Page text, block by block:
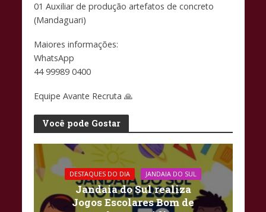
01 Auxiliar de produção artefatos de concreto
(Mandaguari)
Maiores informações:
WhatsApp
44 99989 0400
Equipe Avante Recruta 🙏
Você pode Gostar
DESTAQUES DO DIA JANDAIA DO SUL
Jandaia do Sul realiza
Jogos Escolares Bom de